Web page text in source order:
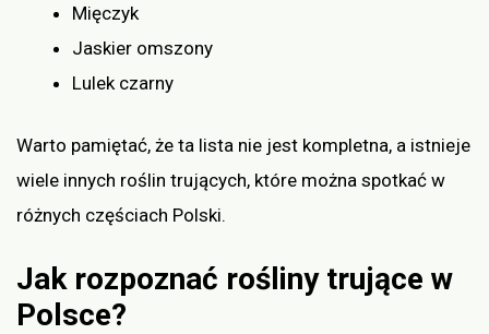
Mięczyk
Jaskier omszony
Lulek czarny
Warto pamiętać, że ta lista nie jest kompletna, a istnieje
wiele innych roślin trujących, które można spotkać w
różnych częściach Polski.
Jak rozpoznać rośliny trujące w
Polsce?